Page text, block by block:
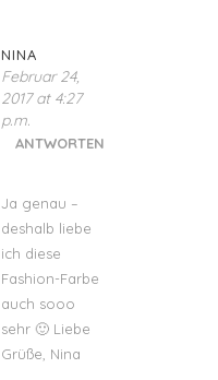
NINA
Februar 24,
2017 at 4:27
p.m.
ANTWORTEN
Ja genau –
deshalb liebe
ich diese
Fashion-Farbe
auch sooo
sehr 🙂 Liebe
Grüße, Nina